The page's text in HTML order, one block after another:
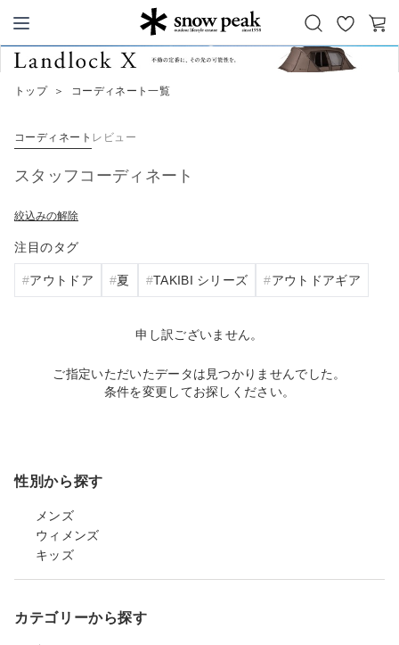
Snow Peak
お
気
カ
トップ ＞ コーディネート一覧
コーディネート レビュー
スタッフコーディネート
絞込みの解除
注目のタグ
アウトドア 夏 TAKIBI シリーズ アウトドアギア
申し訳ございません。
ご指定いただいたデータは見つかりませんでした。
条件を変更してお探しください。
性別から探す
メンズ
ウィメンズ
キッズ
カテゴリーから探す